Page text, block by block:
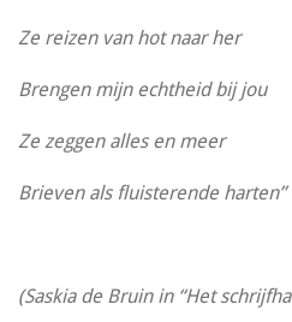
Ze reizen van hot naar her
Brengen mijn echtheid bij jou
Ze zeggen alles en meer
Brieven als fluisterende harten”
(Saskia de Bruin in “Het